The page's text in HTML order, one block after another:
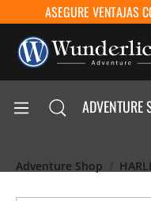
ASEGURE VENTAJAS
ADVENTURE
Adventure Shop